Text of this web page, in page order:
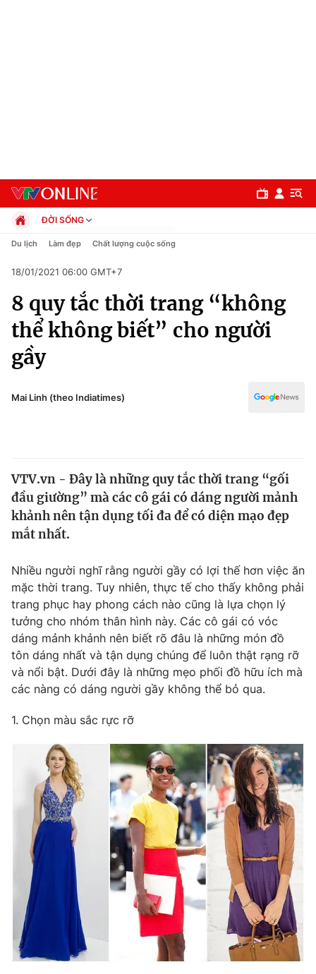
Chuyên mục
Chính trị
Xã hội
Pháp luật
Thế giới
Tin tức
Thế giới đó đây
Câu chuyện quốc tế
Kinh tế
Thị trường
Góc doanh nghiệp
Dữ liệu và đời sống
Truyền hình
Phim VTV
Hậu trường
Nhân vật
Khán giả
Giải sao mai
Giải trí
Điện ảnh
Đời sống
Du lịch
Làm đẹp
Chất lượng cuộc sống
Giáo dục
Tuyển sinh
Học trực tuyến
Công nghệ
Hitech Công nghệ tương lai
Sản phẩm
Thị trường
Tư vấn
Giao lưu trực tuyến
Lịch phát sóng
Chuyên mục khác
Emagazine Podcast
ĐỜI SỐNG
Chính trị
Pháp luật
Kinh tế
Thể thao
Truyền hình
Công nghệ
Du lịch Làm đẹp Chất lượng cuộc sống
18/01/2021 06:00 GMT+7
8 quy tắc thời trang “không
thể không biết” cho người
gầy
Mai Linh (theo Indiatimes)
VTV.vn - Đây là những quy tắc thời trang “gối
đầu giường” mà các cô gái có dáng người mảnh
khảnh nên tận dụng tối đa để có diện mạo đẹp
mắt nhất.
Nhiều người nghĩ rằng người gầy có lợi thế hơn việc ăn
mặc thời trang. Tuy nhiên, thực tế cho thấy không phải
trang phục hay phong cách nào cũng là lựa chọn lý
tưởng cho nhóm thân hình này. Các cô gái có vóc
dáng mảnh khảnh nên biết rõ đâu là những món đồ
tôn dáng nhất và tận dụng chúng để luôn thật rạng rỡ
và nổi bật. Dưới đây là những mẹo phối đồ hữu ích mà
các nàng có dáng người gầy không thể bỏ qua.
1. Chọn màu sắc rực rỡ